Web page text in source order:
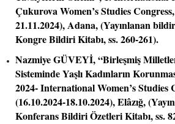
Çukurova Women’s Studies
21.11.2024), Adana, (Yayınlanan
Kongre Bildiri Kitabı, ss. 260-261).
Nazmiye GÜVEYİ, “Birleşmiş
Sisteminde Yaşlı Kadınların
2024- International Women’s Studies
(16.10.2024-18.10.2024), Elâzığ,
Konferans Bildiri Özetleri Kitabı, ss.